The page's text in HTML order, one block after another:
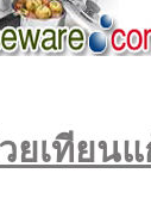
ยเทียนแ